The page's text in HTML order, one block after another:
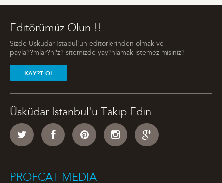
Editörümüz Olun !!
Sizde Üsküdar Istabul'un editörlerinden olmak ve
payla??mlar?n?z? sitemizde yay?nlamak istemez misiniz?
KAY?T OL
Üsküdar Istanbul'u Takip Edin
PROFCAT MEDIA